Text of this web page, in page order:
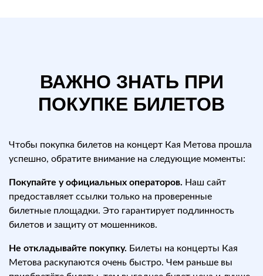
ВАЖНО ЗНАТЬ ПРИ
ПОКУПКЕ БИЛЕТОВ
Чтобы покупка билетов на концерт Кая Метова прошла
успешно, обратите внимание на следующие моменты:
Покупайте у официальных операторов. Наш сайт
предоставляет ссылки только на проверенные
билетные площадки. Это гарантирует подлинность
билетов и защиту от мошенников.
Не откладывайте покупку. Билеты на концерты Кая
Метова раскупаются очень быстро. Чем раньше вы